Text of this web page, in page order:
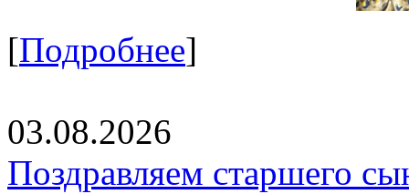
[Подробнее]
03.08.2026
Поздравляем старшего